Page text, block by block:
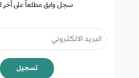
سجل وابق مطلعاً على آخر
تسجيل